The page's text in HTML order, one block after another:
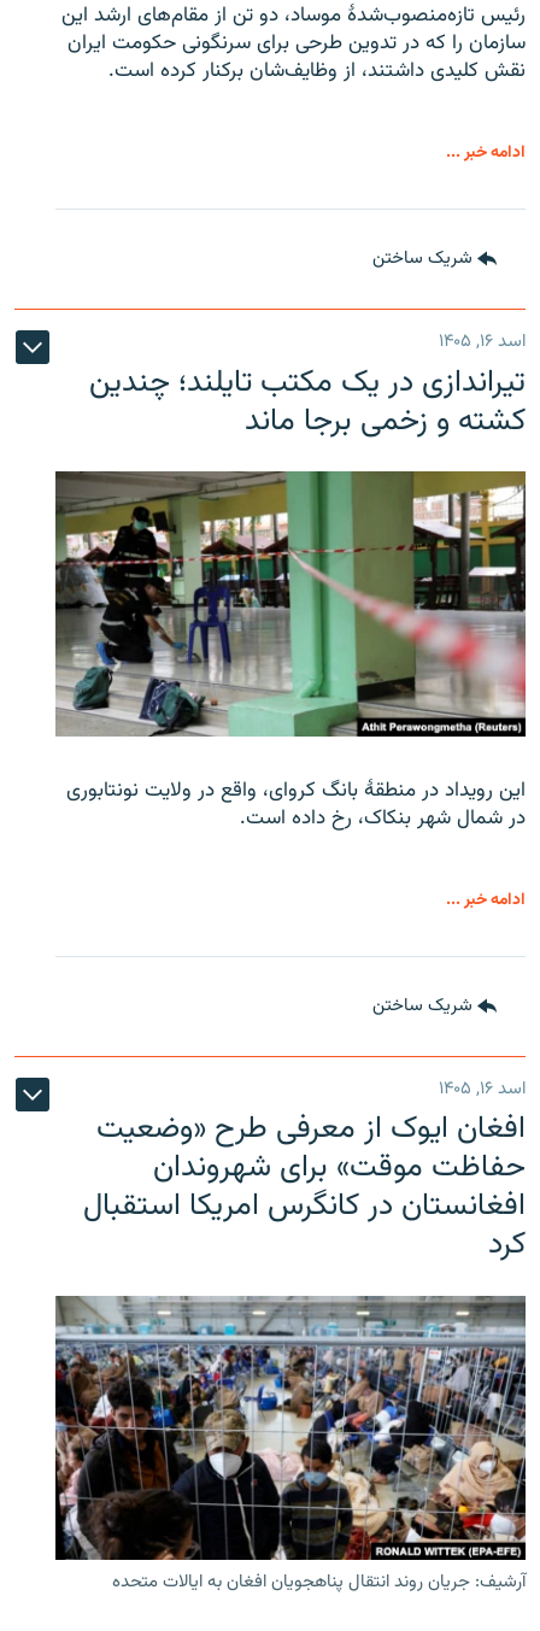
رئیس تازه‌منصوب‌شدۀ موساد، دو تن از مقام‌های ارشد این
سازمان را که در تدوین طرحی برای سرنگونی حکومت ایران
نقش کلیدی داشتند، از وظایف‌شان برکنار کرده است.
ادامه خبر ...
شریک ساختن
اسد ۱۶, ۱۴۰۵
تیراندازی در یک مکتب تایلند؛ چندین
کشته و زخمی برجا ماند
این رویداد در منطقۀ بانگ کروای، واقع در ولایت نونتابوری
در شمال شهر بنکاک، رخ داده است.
ادامه خبر ...
شریک ساختن
اسد ۱۶, ۱۴۰۵
افغان ایوک از معرفی طرح «وضعیت
حفاظت موقت» برای شهروندان
افغانستان در کانگرس امریکا استقبال
کرد
آرشیف: جریان روند انتقال پناهجویان افغان به ایالات متحده